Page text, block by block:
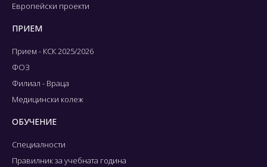
Европейски проекти
ПРИЕМ
Прием - КСК 2025/2026
ФОЗ
Филиал - Враца
Медицински колеж
ОБУЧЕНИЕ
Специалности
Правилник за учебната година